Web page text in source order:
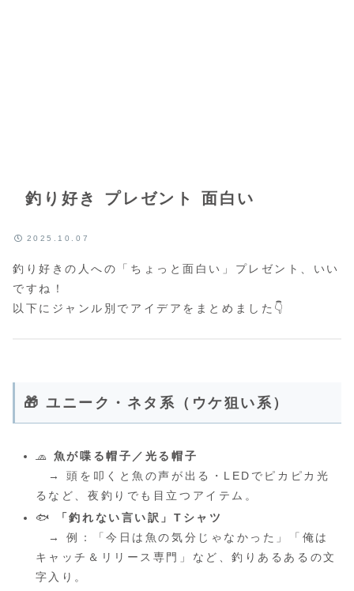
釣り好き プレゼント 面白い
2025.10.07
釣り好きの人への「ちょっと面白い」プレゼント、いい
ですね！
以下にジャンル別でアイデアをまとめました👇
🎁 ユニーク・ネタ系（ウケ狙い系）
🧢 魚が喋る帽子／光る帽子
→ 頭を叩くと魚の声が出る・LEDでピカピカ光
るなど、夜釣りでも目立つアイテム。
🐟
「釣れない言い訳」Tシャツ
→ 例：「今日は魚の気分じゃなかった」「俺は
キャッチ＆リリース専門」など、釣りあるあるの文
字入り。